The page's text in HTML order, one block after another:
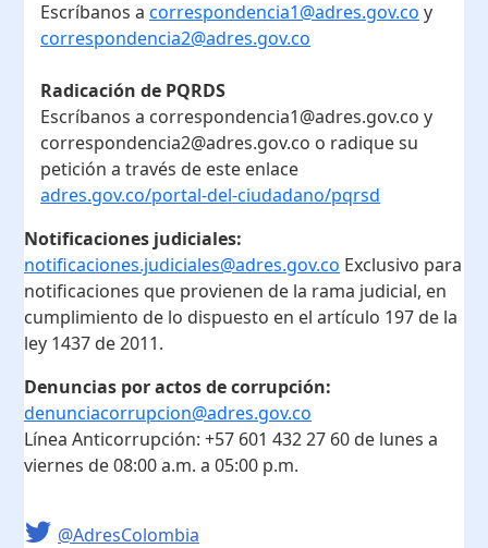
Escríbanos a correspondencia1@adres.gov.co y
correspondencia2@adres.gov.co
Radicación de PQRDS
Escríbanos a correspondencia1@adres.gov.co y
correspondencia2@adres.gov.co o radique su
petición a través de este enlace
adres.gov.co/portal-del-ciudadano/pqrsd
Notificaciones judiciales:
notificaciones.judiciales@adres.gov.co Exclusivo para
notificaciones que provienen de la rama judicial, en
cumplimiento de lo dispuesto en el artículo 197 de la
ley 1437 de 2011.
Denuncias por actos de corrupción:
denunciacorrupcion@adres.gov.co
Línea Anticorrupción: +57 601 432 27 60 de lunes a
viernes de 08:00 a.m. a 05:00 p.m.
@AdresColombia